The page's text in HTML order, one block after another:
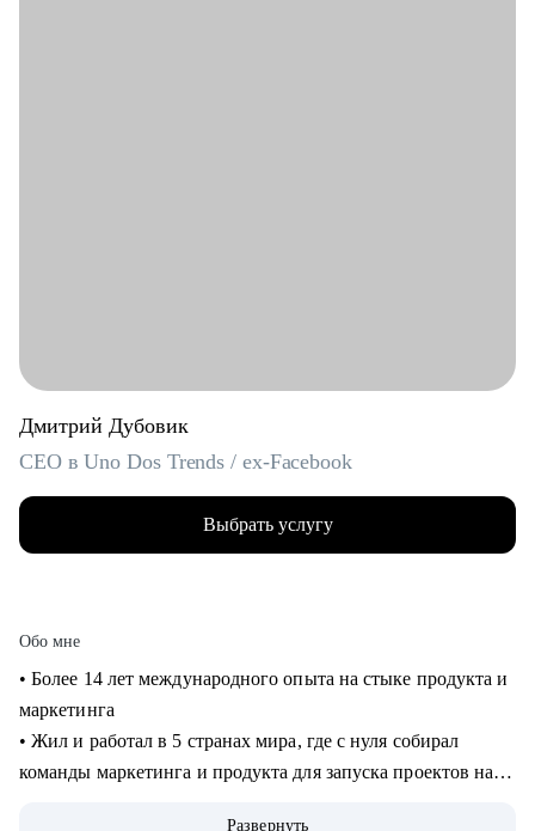
Дмитрий Дубовик
CEO в Uno Dos Trends / ex-Facebook
Выбрать услугу
Обо мне
• Более 14 лет международного опыта на стыке продукта и
маркетинга
• Жил и работал в 5 странах мира, где с нуля собирал
команды маркетинга и продукта для запуска проектов на
Развернуть